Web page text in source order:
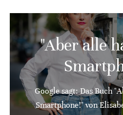
"Aber alle
Google sagt: Das Buch
Smartphone!" von